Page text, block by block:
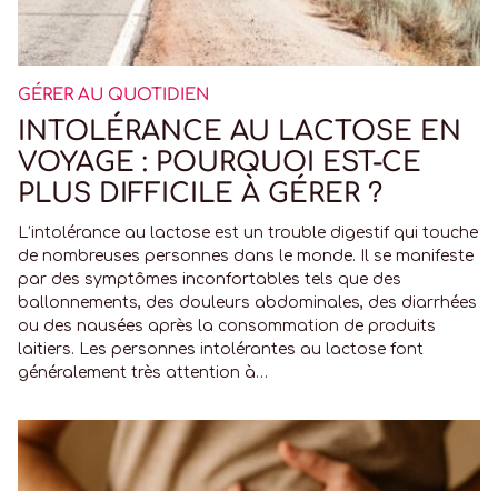
GÉRER AU QUOTIDIEN
INTOLÉRANCE AU LACTOSE EN
VOYAGE : POURQUOI EST-CE
PLUS DIFFICILE À GÉRER ?
L’intolérance au lactose est un trouble digestif qui touche
de nombreuses personnes dans le monde. Il se manifeste
par des symptômes inconfortables tels que des
ballonnements, des douleurs abdominales, des diarrhées
ou des nausées après la consommation de produits
laitiers. Les personnes intolérantes au lactose font
généralement très attention à…